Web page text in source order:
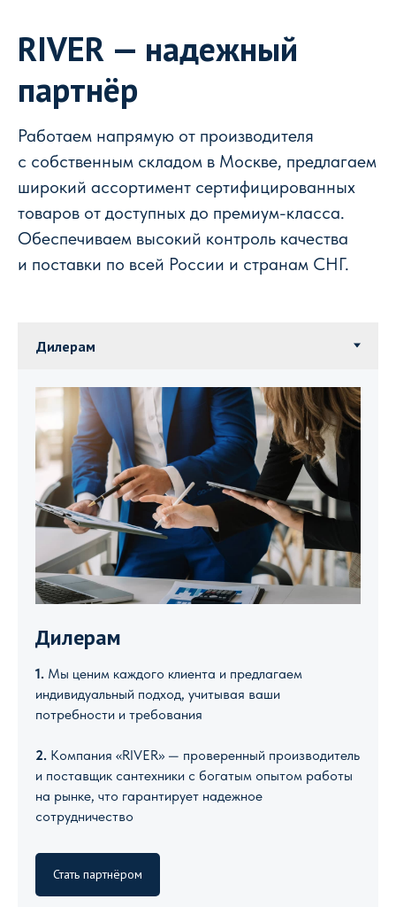
RIVER — надежный
партнёр
Работаем напрямую от производителя
с собственным складом в Москве, предлагаем
широкий ассортимент сертифицированных
товаров от доступных до премиум-класса.
Обеспечиваем высокий контроль качества
и поставки по всей России и странам СНГ.
Дилерам
1. Мы ценим каждого клиента и предлагаем
индивидуальный подход, учитывая ваши
потребности и требования
2. Компания «RIVER» — проверенный производитель
и поставщик сантехники с богатым опытом работы
на рынке, что гарантирует надежное
сотрудничество
Стать партнёром